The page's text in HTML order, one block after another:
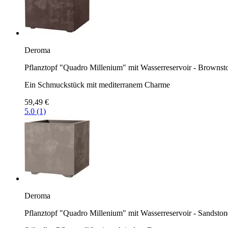
Deroma
Pflanztopf "Quadro Millenium" mit Wasserreservoir -
Ein Schmuckstück mit mediterranem Charme
59,49 €
5.0 (1)
Deroma
Pflanztopf "Quadro Millenium" mit Wasserreservoir -